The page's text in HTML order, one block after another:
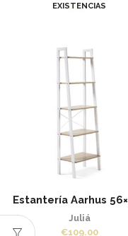
€319.00
EXISTENCIAS
Estantería Aarhus
Juliá
€109.00